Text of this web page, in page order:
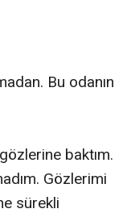
Bu odanın
baktım.
Gözlerimi
sürekli